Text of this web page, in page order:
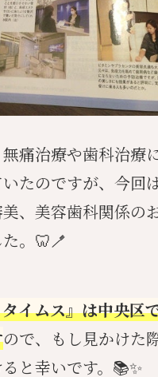
痛治療や歯科治療
たのですが、今回
、美容歯科関係の
。🦷🪥
イムス』は中央区
ので、もし見かけた
と幸いです。📚✨